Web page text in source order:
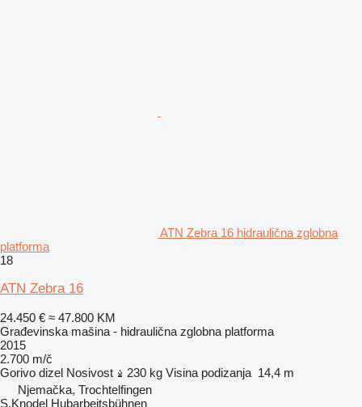
ATN Zebra 16 hidraulična zglobna
platforma
18
ATN Zebra 16
24.450 € ≈ 47.800 KM
Građevinska mašina - hidraulična zglobna platforma
2015
2.700 m/č
Gorivo dizel Nosivost 230 kg Visina podizanja 14,4 m
Njemačka, Trochtelfingen
S.Knodel Hubarbeitsbühnen